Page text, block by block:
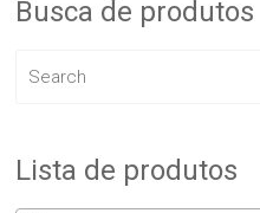
Busca de produtos
Lista de produtos